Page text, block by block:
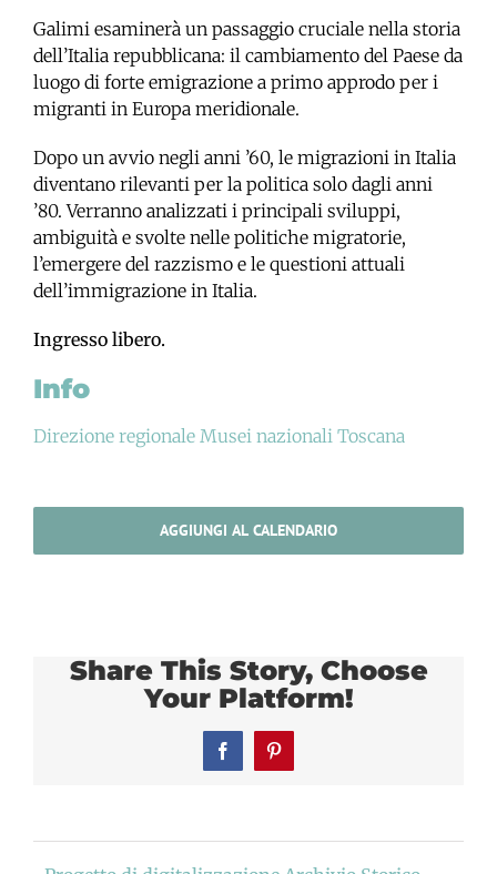
Galimi esaminerà un passaggio cruciale nella storia
dell’Italia repubblicana: il cambiamento del Paese da
luogo di forte emigrazione a primo approdo per i
migranti in Europa meridionale.
Dopo un avvio negli anni ’60, le migrazioni in Italia
diventano rilevanti per la politica solo dagli anni
’80. Verranno analizzati i principali sviluppi,
ambiguità e svolte nelle politiche migratorie,
l’emergere del razzismo e le questioni attuali
dell’immigrazione in Italia.
Ingresso libero.
Info
Direzione regionale Musei nazionali Toscana
AGGIUNGI AL CALENDARIO
Share This Story, Choose
Your Platform!
FacebookPinterest